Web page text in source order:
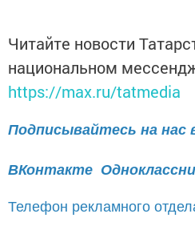
Читайте новости
национальном
https://max.ru/tatmedia
Подписывайтесь на нас
ВКонтакте
Телефон рекламного